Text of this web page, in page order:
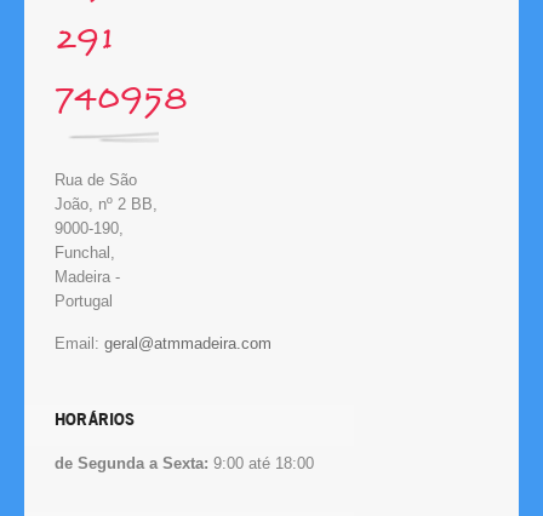
291
740958
Rua de São
João, nº 2 BB,
9000-190,
Funchal,
Madeira -
Portugal
Email:
HORÁRIOS
de Segunda a Sexta: 9:00 até 18:00